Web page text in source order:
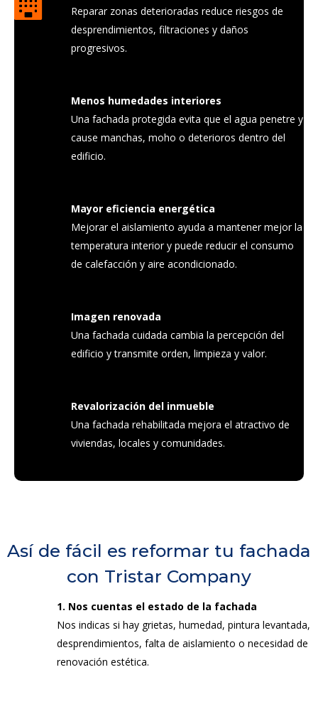
Reparar zonas deterioradas reduce riesgos de
desprendimientos, filtraciones y daños
progresivos.
Menos humedades interiores
Una fachada protegida evita que el agua penetre y
cause manchas, moho o deterioros dentro del
edificio.
Mayor eficiencia energética
Mejorar el aislamiento ayuda a mantener mejor la
temperatura interior y puede reducir el consumo
de calefacción y aire acondicionado.
Imagen renovada
Una fachada cuidada cambia la percepción del
edificio y transmite orden, limpieza y valor.
Revalorización del inmueble
Una fachada rehabilitada mejora el atractivo de
viviendas, locales y comunidades.
Así de fácil es reformar tu fachada
con Tristar Company
1. Nos cuentas el estado de la fachada
Nos indicas si hay grietas, humedad, pintura levantada,
desprendimientos, falta de aislamiento o necesidad de
renovación estética.